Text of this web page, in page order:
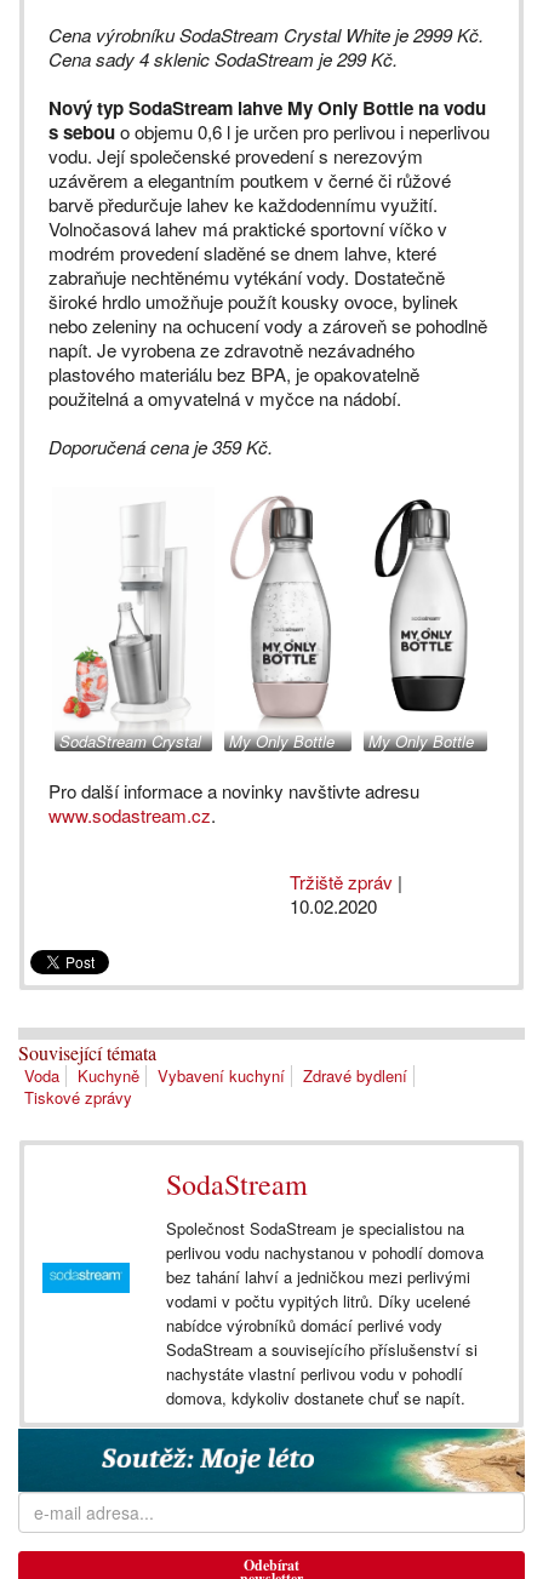
Cena výrobníku SodaStream Crystal White je 2999 Kč.
Cena sady 4 sklenic SodaStream je 299 Kč.
Nový typ SodaStream lahve My Only Bottle na vodu
s sebouo objemu 0,6 l je určen pro perlivou i neperlivou
vodu. Její společenské provedení s nerezovým
uzávěrem a elegantním poutkem v černé či růžové
barvě předurčuje lahev ke každodennímu využití.
Volnočasová lahev má praktické sportovní víčko v
modrém provedení sladěné se dnem lahve, které
zabraňuje nechtěnému vytékání vody. Dostatečně
široké hrdlo umožňuje použít kousky ovoce, bylinek
nebo zeleniny na ochucení vody a zároveň se pohodlně
napít. Je vyrobena ze zdravotně nezávadného
plastového materiálu bez BPA, je opakovatelně
použitelná a omyvatelná v myčce na nádobí.
Doporučená cena je 359 Kč.
SodaStream Crystal
My Only Bottle
My Only Bottle
Pro další informace a novinky navštivte adresu
www.sodastream.cz.
Tržiště zpráv |
10.02.2020
Související témata
Voda Kuchyně Vybavení kuchyní
Zdravé bydlení
Tiskové zprávy
SodaStream
Společnost SodaStream je specialistou na
perlivou vodu nachystanou v pohodlí domova
bez tahání lahví a jedničkou mezi perlivými
vodami v počtu vypitých litrů. Díky ucelené
nabídce výrobníků domácí perlivé vody
SodaStream a souvisejícího příslušenství si
nachystáte vlastní perlivou vodu v pohodlí
domova, kdykoliv dostanete chuť se napít.
Odebírat